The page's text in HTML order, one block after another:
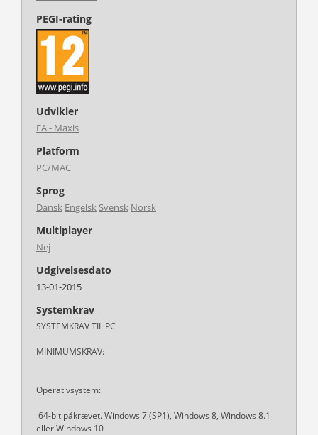
PEGI-rating
Udvikler
EA - Maxis
Platform
PC/MAC
Sprog
Dansk Engelsk Svensk Norsk
Multiplayer
Nej
Udgivelsesdato
13-01-2015
Systemkrav
SYSTEMKRAV TIL PC
MINIMUMSKRAV:
Operativsystem:
64-bit påkrævet. Windows 7 (SP1), Windows 8, Windows 8.1
eller Windows 10